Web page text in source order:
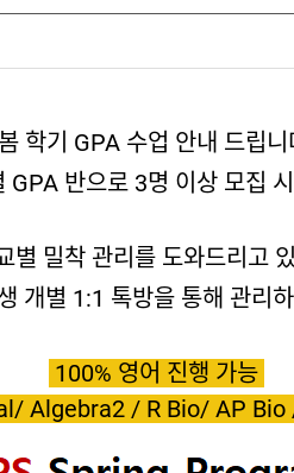
봄 학기 GPA 수업 안내 드립니
GPA 반으로 3명 이상 모집
별 밀착 관리를 도와드리고
개별 1:1 톡방을 통해 관리
100% 영어 진행 가능
Algebra2 / R Bio/ AP Bio